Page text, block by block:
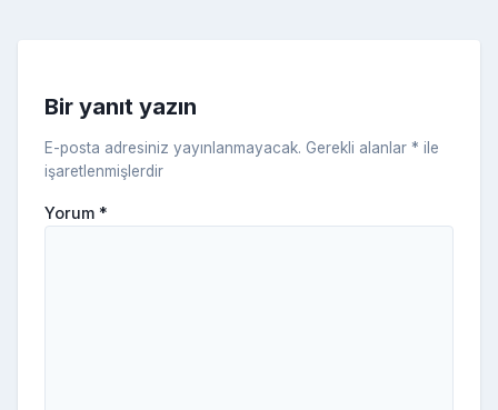
ki
Bir yanıt yazın
E-posta adresiniz yayınlanmayacak. Gerekli alanlar * ile
işaretlenmişlerdir
Yorum *